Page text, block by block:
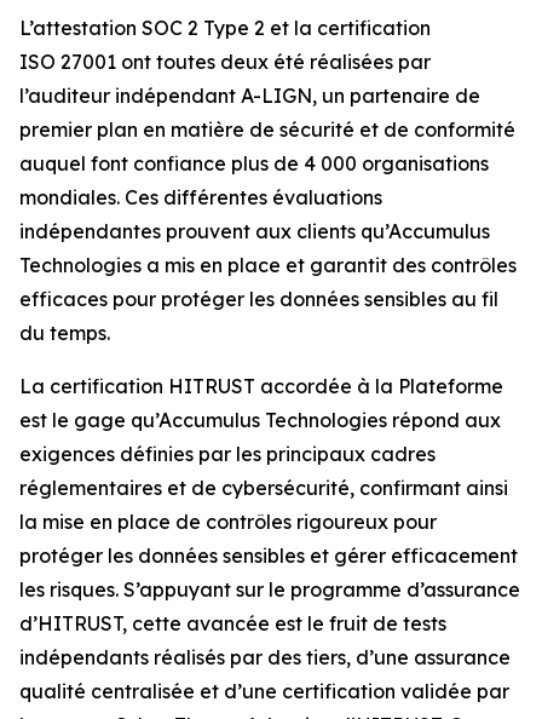
L’attestation SOC 2 Type 2 et la certification
ISO 27001 ont toutes deux été réalisées par
l’auditeur indépendant A-LIGN, un partenaire de
premier plan en matière de sécurité et de conformité
auquel font confiance plus de 4 000 organisations
mondiales. Ces différentes évaluations
indépendantes prouvent aux clients qu’Accumulus
Technologies a mis en place et garantit des contrôles
efficaces pour protéger les données sensibles au fil
du temps.
La certification HITRUST accordée à la Plateforme
est le gage qu’Accumulus Technologies répond aux
exigences définies par les principaux cadres
réglementaires et de cybersécurité, confirmant ainsi
la mise en place de contrôles rigoureux pour
protéger les données sensibles et gérer efficacement
les risques. S’appuyant sur le programme d’assurance
d’HITRUST, cette avancée est le fruit de tests
indépendants réalisés par des tiers, d’une assurance
qualité centralisée et d’une certification validée par